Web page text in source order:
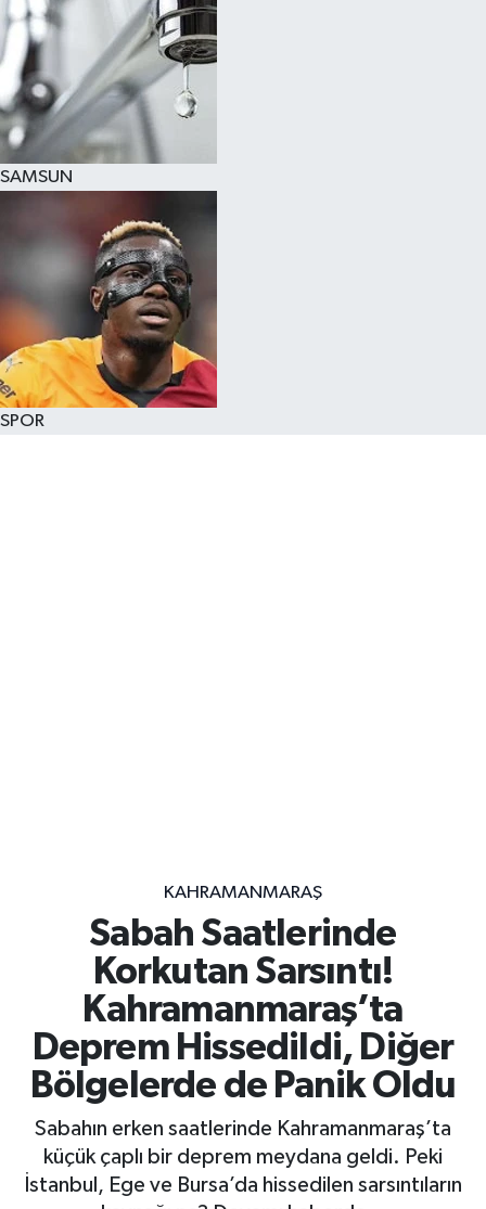
SAMSUN
SPOR
KAHRAMANMARAŞ
Sabah Saatlerinde
Korkutan Sarsıntı!
Kahramanmaraş’ta
Deprem Hissedildi, Diğer
Bölgelerde de Panik Oldu
Sabahın erken saatlerinde Kahramanmaraş’ta
küçük çaplı bir deprem meydana geldi. Peki
İstanbul, Ege ve Bursa’da hissedilen sarsıntıların